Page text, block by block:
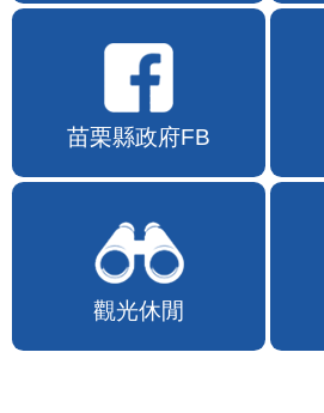
苗栗縣政府FB
觀光休閒